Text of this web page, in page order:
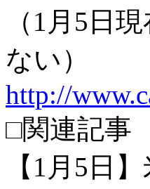
（1月5日
ない）
http://
□関連記事
【1月5日